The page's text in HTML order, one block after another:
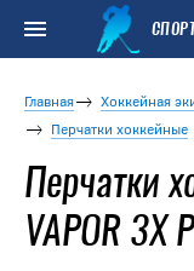
Главная Хоккейная
Перчатки хоккейные
Перчатки
VAPOR 3X